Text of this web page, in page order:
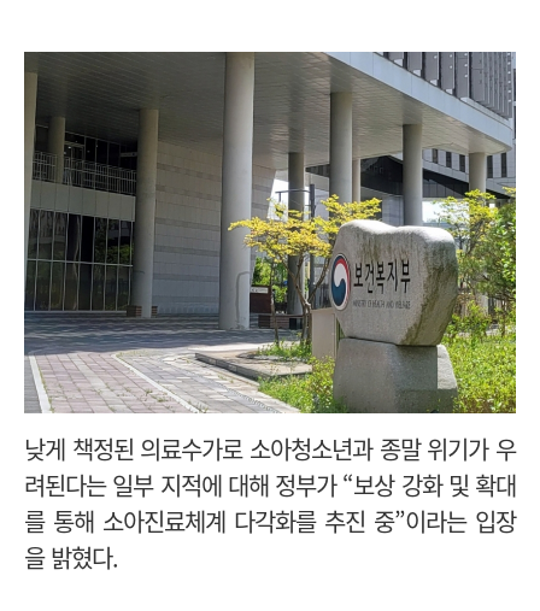
낮게 책정된 의료수가로 소아청소년과 종말 위기가 우
려된다는 일부 지적에 대해 정부가 “보상 강화 및 확대
를 통해 소아진료체계 다각화를 추진 중”이라는 입장
을 밝혔다.